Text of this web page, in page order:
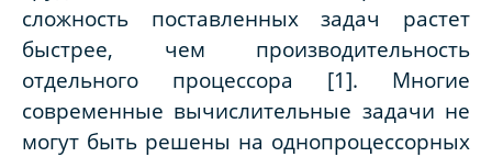
сложность поставленных задач растет
быстрее, чем производительность
отдельного процессора [1]. Многие
современные вычислительные задачи не
могут быть решены на однопроцессорных